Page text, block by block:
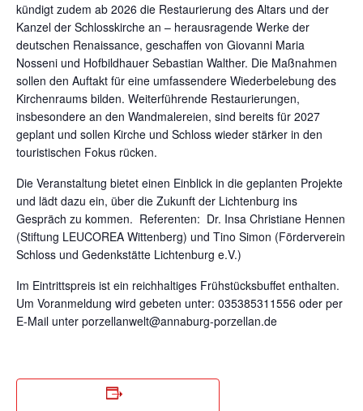
kündigt zudem ab 2026 die Restaurierung des Altars und der
Kanzel der Schlosskirche an – herausragende Werke der
deutschen Renaissance, geschaffen von Giovanni Maria
Nosseni und Hofbildhauer Sebastian Walther. Die Maßnahmen
sollen den Auftakt für eine umfassendere Wiederbelebung des
Kirchenraums bilden. Weiterführende Restaurierungen,
insbesondere an den Wandmalereien, sind bereits für 2027
geplant und sollen Kirche und Schloss wieder stärker in den
touristischen Fokus rücken.
Die Veranstaltung bietet einen Einblick in die geplanten Projekte
und lädt dazu ein, über die Zukunft der Lichtenburg ins
Gespräch zu kommen. Referenten: Dr. Insa Christiane Hennen
(Stiftung LEUCOREA Wittenberg) und Tino Simon (Förderverein
Schloss und Gedenkstätte Lichtenburg e.V.)
Im Eintrittspreis ist ein reichhaltiges Frühstücksbuffet enthalten.
Um Voranmeldung wird gebeten unter: 035385311556 oder per
E-Mail unter porzellanwelt@annaburg-porzellan.de